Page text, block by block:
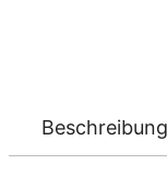
Beschreibung